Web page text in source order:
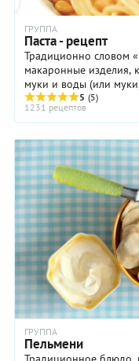
ГРУППА
Паста - рецепт
Традиционно словом
макаронные изделия,
муки и воды (или
изделий.
5 (5)
1231 рецептов
ГРУППА
Пельмени